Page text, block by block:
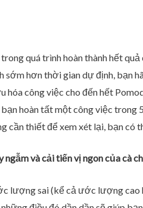
quá trình hoàn thành hết
sớm hơn thời gian dự định, bạn
hóa công việc cho đến hết
hoàn tất một công việc trong
cần thiết để xem xét lại, bạn có
ngẫm và cải tiến vị ngon của cà
lượng sai (kể cả ước lượng cao